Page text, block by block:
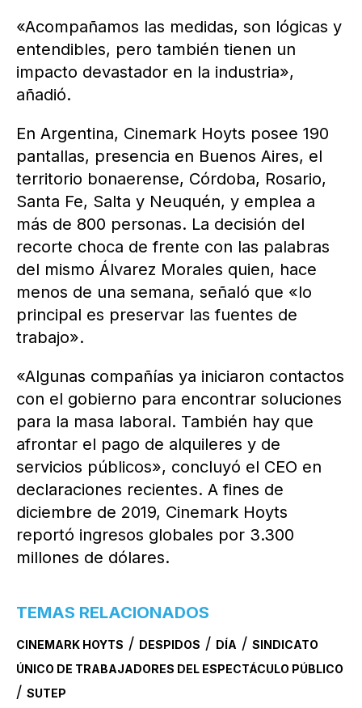
«Acompañamos las medidas, son lógicas y
entendibles, pero también tienen un
impacto devastador en la industria»,
añadió.
En Argentina, Cinemark Hoyts posee 190
pantallas, presencia en Buenos Aires, el
territorio bonaerense, Córdoba, Rosario,
Santa Fe, Salta y Neuquén, y emplea a
más de 800 personas. La decisión del
recorte choca de frente con las palabras
del mismo Álvarez Morales quien, hace
menos de una semana, señaló que «lo
principal es preservar las fuentes de
trabajo».
«Algunas compañías ya iniciaron contactos
con el gobierno para encontrar soluciones
para la masa laboral. También hay que
afrontar el pago de alquileres y de
servicios públicos», concluyó el CEO en
declaraciones recientes. A fines de
diciembre de 2019, Cinemark Hoyts
reportó ingresos globales por 3.300
millones de dólares.
TEMAS RELACIONADOS
CINEMARK HOYTS / DESPIDOS / DÍA / SINDICATO
ÚNICO DE TRABAJADORES DEL ESPECTÁCULO PÚBLICO
/ SUTEP